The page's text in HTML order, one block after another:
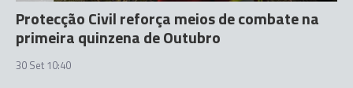
Protecção Civil reforça meios de combate na
primeira quinzena de Outubro
30 Set 10:40